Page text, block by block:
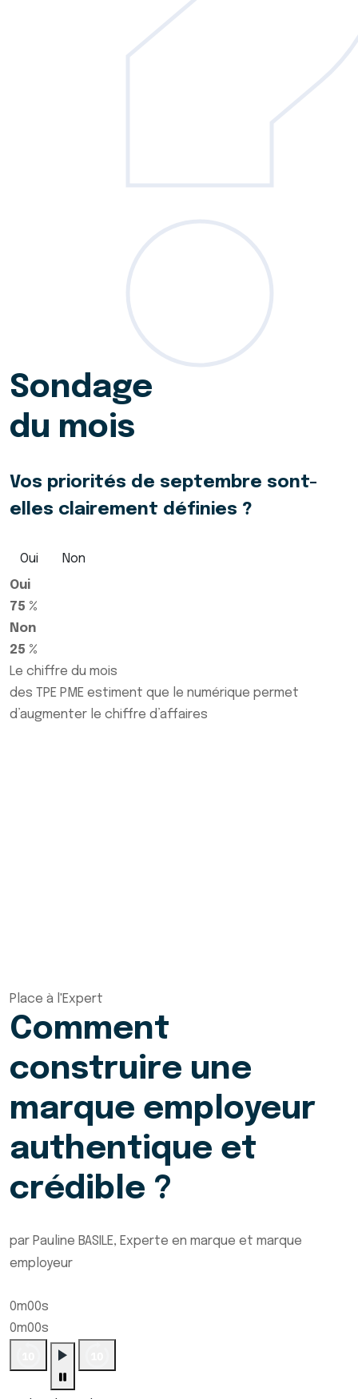
Sondage
du mois
Vos priorités de septembre sont-
elles clairement définies ?
Oui
Non
Oui
75 %
Non
25 %
Le chiffre du mois
des TPE PME estiment que le numérique permet
d’augmenter le chiffre d’affaires
Place à l'Expert
Comment
construire une
marque employeur
authentique et
crédible ?
par Pauline BASILE, Experte en marque et marque
employeur
0m00s
0m00s